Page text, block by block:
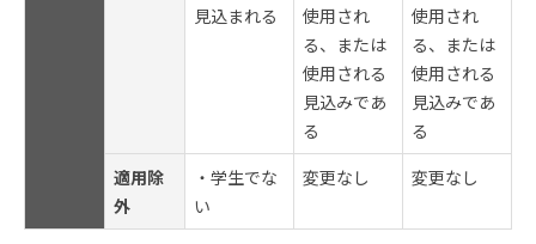
見込まれる
使用され
る、または
使用される
見込みであ
る
使用され
る、または
使用される
見込みであ
る
適用除
外
・学生でな
い
変更なし 変更なし